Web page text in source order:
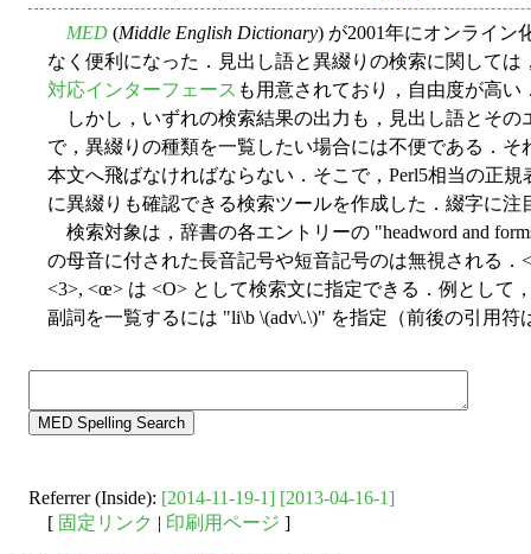
MED (Middle English Dictionary) が2001年にオンライン
なく便利になった．見出し語と異綴りの検索に関しては
対応インターフェース も用意されており，自由度が高い
しかし，いずれの検索結果の出力も，見出し語とその
で，異綴りの種類を一覧したい場合には不便である．
本文へ飛ばなければならない．そこで，Perl5相当の正
に異綴りも確認できる検索ツールを作成した．綴字に注
検索対象は，辞書の各エントリーの "headword and
の母音に付された長音記号や短音記号のは無視される．
<3>, <œ> は <O> として検索文に指定できる．例として
副詞を一覧するには "li\b \(adv\.\)" を指定（前後の引用符
Referrer (Inside): [2014-11-19-1] [2013-04-16-1]
[ 固定リンク | 印刷用ページ ]